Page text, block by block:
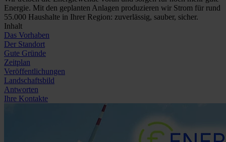
Energie. Mit den geplanten Anlagen produzieren wir Strom für rund
55.000 Haushalte in Ihrer Region: zuverlässig, sauber, sicher.
Inhalt
Das Vorhaben
Der Standort
Gute Gründe
Zeitplan
Veröffentlichungen
Landschaftsbild
Antworten
Ihre Kontakte